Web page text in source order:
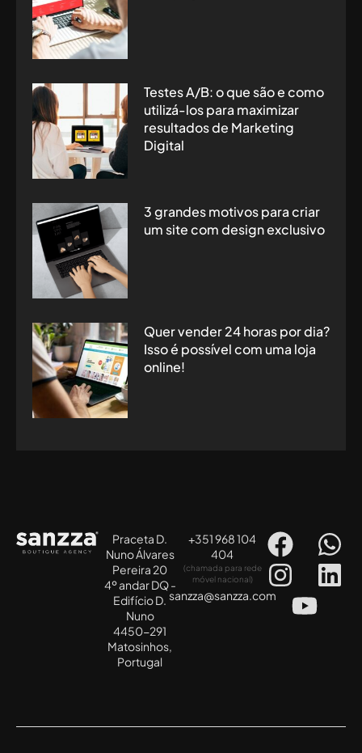
Testes A/B: o que são e como
utilizá-los para maximizar
resultados de Marketing
Digital
3 grandes motivos para criar
um site com design exclusivo
Quer vender 24 horas por dia?
Isso é possível com uma loja
online!
Praceta D.
Nuno Álvares
Pereira 20
4º andar DQ -
Edifício D.
Nuno
4450-291
Matosinhos,
Portugal
+351 968 104
404
(chamada para rede
móvel nacional)
sanzza@sanzza.com